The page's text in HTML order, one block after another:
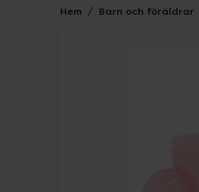
Hem Barn och föräldrar